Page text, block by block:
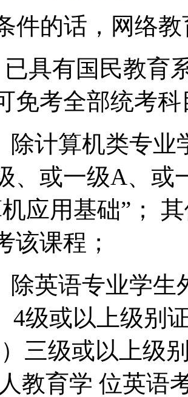
件的话，网络教
具有国民教育
免考全部统考科
计算机类专业
、或一级A、或
应用基础”；
该课程；
英语专业学生
4级或以上级别
）三级或以上级
教育学 位英语